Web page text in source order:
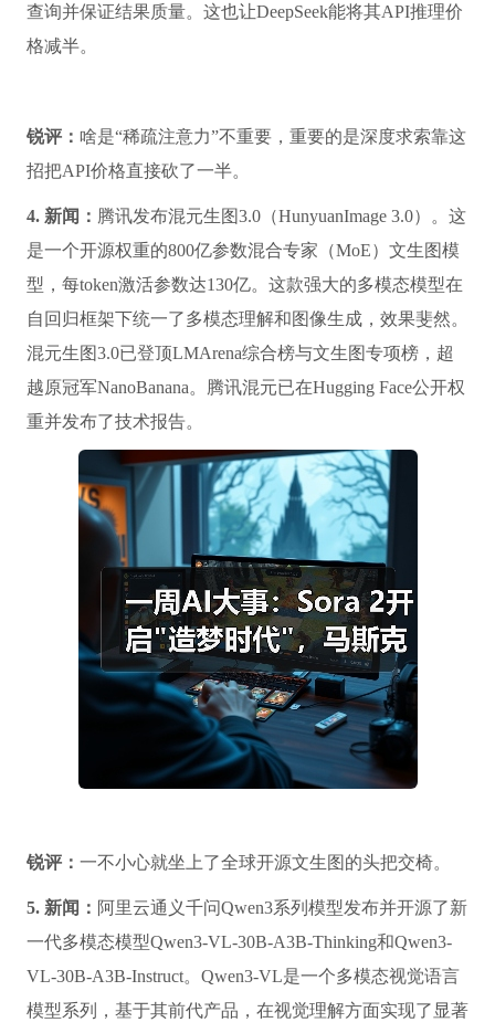
查询并保证结果质量。这也让DeepSeek能将其API推理价
格减半。
锐评： 啥是“稀疏注意力”不重要，重要的是深度求索靠这
招把API价格直接砍了一半。
4. 新闻： 腾讯发布混元生图3.0（HunyuanImage 3.0）。这
是一个开源权重的800亿参数混合专家（MoE）文生图模
型，每token激活参数达130亿。这款强大的多模态模型在
自回归框架下统一了多模态理解和图像生成，效果斐然。
混元生图3.0已登顶LMArena综合榜与文生图专项榜，超
越原冠军NanoBanana。腾讯混元已在Hugging Face公开权
重并发布了技术报告。
锐评： 一不小心就坐上了全球开源文生图的头把交椅。
5. 新闻： 阿里云通义千问Qwen3系列模型发布并开源了新
一代多模态模型Qwen3-VL-30B-A3B-Thinking和Qwen3-
VL-30B-A3B-Instruct。Qwen3-VL是一个多模态视觉语言
模型系列，基于其前代产品，在视觉理解方面实现了显著